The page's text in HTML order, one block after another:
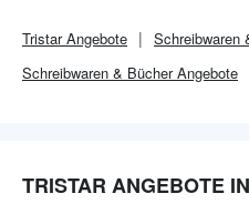
TristarAngebote Schreibwaren
Schreibwaren & BücherAngebote
TRISTAR ANGEBOTE